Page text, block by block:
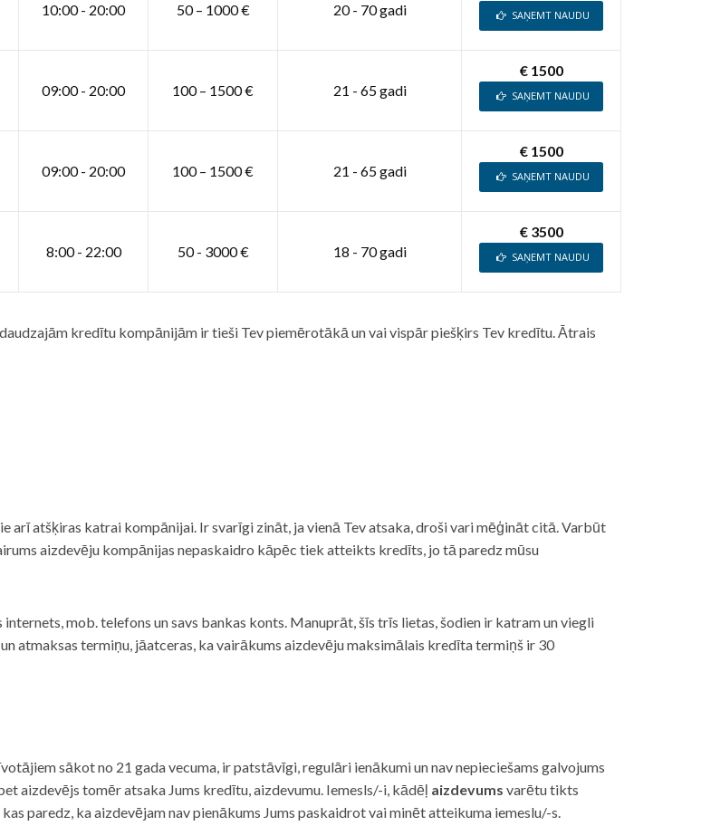
10:00 - 20:00 50 – 1000 € 20 - 70 gadi SAŅEMT NAUDU
09:00 - 20:00 100 – 1500 € 21 - 65 gadi
€ 1500
SAŅEMT NAUDU
09:00 - 20:00 100 – 1500 € 21 - 65 gadi
€ 1500
SAŅEMT NAUDU
8:00 - 22:00 50 - 3000 € 18 - 70 gadi
€ 3500
SAŅEMT NAUDU
kredītu kompānijām ir tieši Tev piemērotākā un vai vispār piešķirs Tev kredītu. Ātrais
atšķiras katrai kompānijai. Ir svarīgi zināt, ja vienā Tev atsaka, droši vari mēģināt citā. Varbūt
aizdevēju kompānijas nepaskaidro kāpēc tiek atteikts kredīts, jo tā paredz mūsu
mob. telefons un savs bankas konts. Manuprāt, šīs trīs lietas, šodien ir katram un viegli
atmaksas termiņu, jāatceras, ka vairākums aizdevēju maksimālais kredīta termiņš ir 30
sākot no 21 gada vecuma, ir patstāvīgi, regulāri ienākumi un nav nepieciešams galvojums
aizdevējs tomēr atsaka Jums kredītu, aizdevumu. Iemesls/-i, kādēļ aizdevums varētu tikts
paredz, ka aizdevējam nav pienākums Jums paskaidrot vai minēt atteikuma iemeslu/-s.